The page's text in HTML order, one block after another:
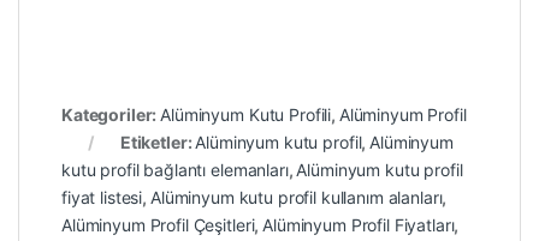
Kategoriler: Alüminyum Kutu Profili, Alüminyum Profil
Etiketler: Alüminyum kutu profil, Alüminyum
kutu profil bağlantı elemanları, Alüminyum kutu profil
fiyat listesi, Alüminyum kutu profil kullanım alanları,
Alüminyum Profil Çeşitleri, Alüminyum Profil Fiyatları,